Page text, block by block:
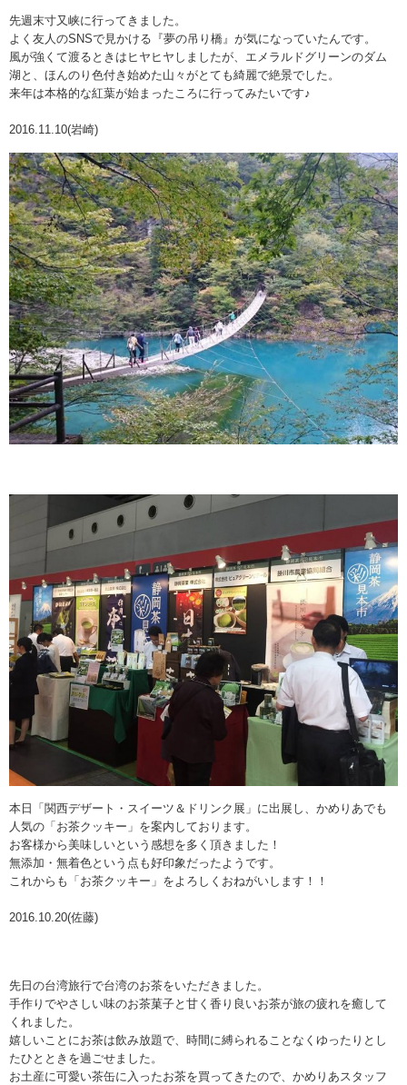
先週末寸又峡に行ってきました。
よく友人のSNSで見かける『夢の吊り橋』が気になっていたんです。
風が強くて渡るときはヒヤヒヤしましたが、エメラルドグリーンのダム
湖と、ほんのり色付き始めた山々がとても綺麗で絶景でした。
来年は本格的な紅葉が始まったころに行ってみたいです♪
2016.11.10(岩崎)
本日「関西デザート・スイーツ＆ドリンク展」に出展し、かめりあでも
人気の「お茶クッキー」を案内しております。
お客様から美味しいという感想を多く頂きました！
無添加・無着色という点も好印象だったようです。
これからも「お茶クッキー」をよろしくおねがいします！！
2016.10.20(佐藤)
先日の台湾旅行で台湾のお茶をいただきました。
手作りでやさしい味のお茶菓子と甘く香り良いお茶が旅の疲れを癒して
くれました。
嬉しいことにお茶は飲み放題で、時間に縛られることなくゆったりとし
たひとときを過ごせました。
お土産に可愛い茶缶に入ったお茶を買ってきたので、かめりあスタッフ